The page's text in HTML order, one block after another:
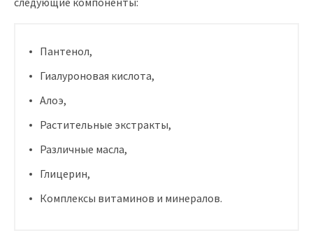
Пантенол,
Гиалуроновая кислота,
Алоэ,
Растительные экстракты,
Различные масла,
Глицерин,
Комплексы витаминов и минералов.